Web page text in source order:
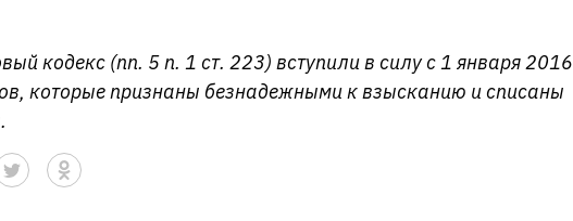
кодекс (пп. 5 п. 1 ст. 223) вступили в силу с 1 января 2016
которые признаны безнадежными к взысканию и списаны